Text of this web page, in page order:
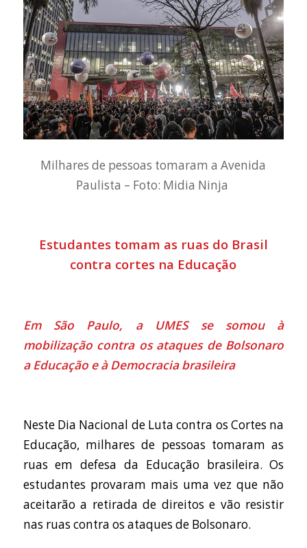
Milhares de pessoas tomaram a Avenida
Paulista – Foto: Midia Ninja
Estudantes tomam as ruas do Brasil
contra cortes na Educação
Em São Paulo, a UMES se somou à
mobilização contra os ataques de Bolsonaro
a Educação e à Democracia brasileira
Neste Dia Nacional de Luta contra os Cortes na
Educação, milhares de pessoas tomaram as
ruas em defesa da Educação brasileira. Os
estudantes provaram mais uma vez que não
aceitarão a retirada de direitos e vão resistir
nas ruas contra os ataques de Bolsonaro.